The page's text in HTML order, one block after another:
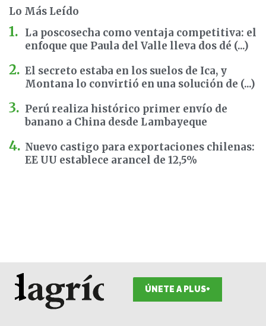
Lo Más Leído
La poscosecha como ventaja competitiva: el
enfoque que Paula del Valle lleva dos dé (...)
El secreto estaba en los suelos de Ica, y
Montana lo convirtió en una solución de (...)
Perú realiza histórico primer envío de
banano a China desde Lambayeque
Nuevo castigo para exportaciones chilenas:
EE UU establece arancel de 12,5%
ÚNETE A PLUS+